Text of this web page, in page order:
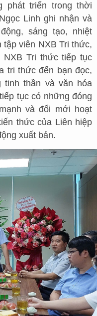
phát triển trong thời
Linh ghi nhận và
sáng tạo, nhiệt
tập viên NXB Tri thức,
NXB Tri thức tiếp tục
tri thức đến bạn đọc,
tinh thần và văn hóa
tục có những đóng
và đổi mới hoạt
thức của Liên hiệp
xuất bản.